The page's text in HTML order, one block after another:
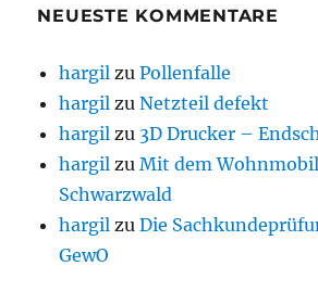
NEUESTE KOMMENTARE
hargil zuPollenfalle
hargil zuNetzteil defekt
hargil zu 3D Drucker –
hargil zuMit dem
Schwarzwald
hargil zuDie
GewO